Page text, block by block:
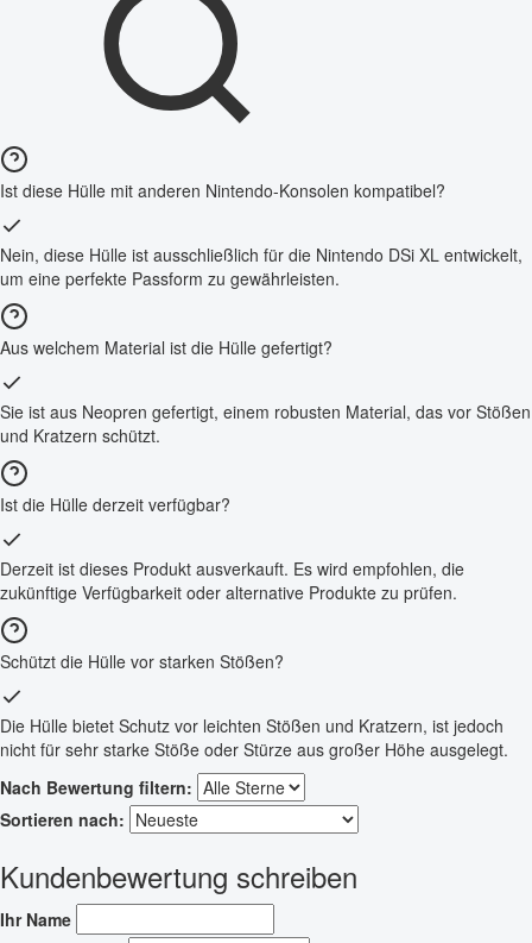
Ist diese Hülle mit anderen Nintendo-Konsolen kompatibel?
Nein, diese Hülle ist ausschließlich für die Nintendo DSi XL entwickelt,
um eine perfekte Passform zu gewährleisten.
Aus welchem Material ist die Hülle gefertigt?
Sie ist aus Neopren gefertigt, einem robusten Material, das vor Stößen
und Kratzern schützt.
Ist die Hülle derzeit verfügbar?
Derzeit ist dieses Produkt ausverkauft. Es wird empfohlen, die
zukünftige Verfügbarkeit oder alternative Produkte zu prüfen.
Schützt die Hülle vor starken Stößen?
Die Hülle bietet Schutz vor leichten Stößen und Kratzern, ist jedoch
nicht für sehr starke Stöße oder Stürze aus großer Höhe ausgelegt.
Nach Bewertung filtern:
Sortieren nach:
Kundenbewertung schreiben
Ihr Name